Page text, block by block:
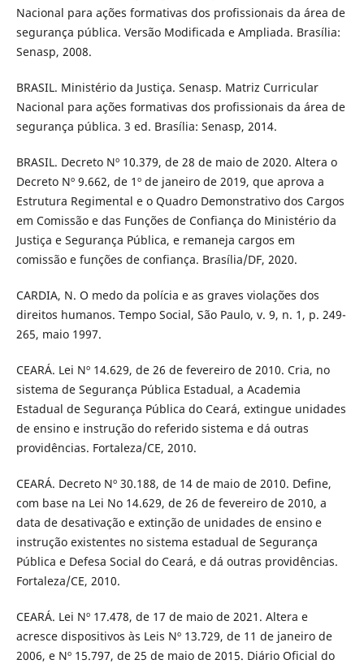
Nacional para ações formativas dos profissionais da área de
segurança pública. Versão Modificada e Ampliada. Brasília:
Senasp, 2008.
BRASIL. Ministério da Justiça. Senasp. Matriz Curricular
Nacional para ações formativas dos profissionais da área de
segurança pública. 3 ed. Brasília: Senasp, 2014.
BRASIL. Decreto Nº 10.379, de 28 de maio de 2020. Altera o
Decreto Nº 9.662, de 1º de janeiro de 2019, que aprova a
Estrutura Regimental e o Quadro Demonstrativo dos Cargos
em Comissão e das Funções de Confiança do Ministério da
Justiça e Segurança Pública, e remaneja cargos em
comissão e funções de confiança. Brasília/DF, 2020.
CARDIA, N. O medo da polícia e as graves violações dos
direitos humanos. Tempo Social, São Paulo, v. 9, n. 1, p. 249-
265, maio 1997.
CEARÁ. Lei Nº 14.629, de 26 de fevereiro de 2010. Cria, no
sistema de Segurança Pública Estadual, a Academia
Estadual de Segurança Pública do Ceará, extingue unidades
de ensino e instrução do referido sistema e dá outras
providências. Fortaleza/CE, 2010.
CEARÁ. Decreto Nº 30.188, de 14 de maio de 2010. Define,
com base na Lei No 14.629, de 26 de fevereiro de 2010, a
data de desativação e extinção de unidades de ensino e
instrução existentes no sistema estadual de Segurança
Pública e Defesa Social do Ceará, e dá outras providências.
Fortaleza/CE, 2010.
CEARÁ. Lei Nº 17.478, de 17 de maio de 2021. Altera e
acresce dispositivos às Leis Nº 13.729, de 11 de janeiro de
2006, e Nº 15.797, de 25 de maio de 2015. Diário Oficial do